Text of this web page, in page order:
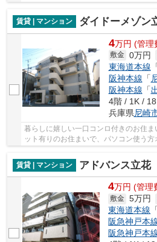
ても大丈夫です。この物件は窓からの陽
賃貸 | マンション
ダイドーメゾン
4万円 (管理
敷金 0万円
東海道本線
阪神本線 「
阪神本線 「
4階 / 1K /
兵庫県尼崎
暮らしに嬉しい一口コンロ付きのお住
ット有りのお住まいで、パソコン使う方
造なので震災や火災の際にも信頼性があ
賃貸 | マンション
アドバンス立花
4万円 (管理
敷金 5万円
東海道本線 「
阪急神戸本
阪急神戸本